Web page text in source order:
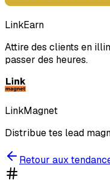
LinkEarn
Attire des clients en
passer des heures.
LinkMagnet
Distribue tes lead
Retour aux